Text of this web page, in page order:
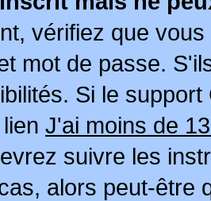
vérifiez que
mot de passe.
Si le
J'ai moins de
suivre les
alors peut-être